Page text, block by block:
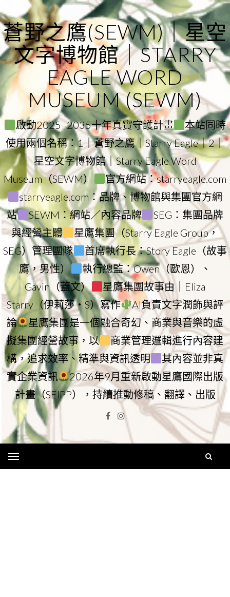
to
content
蒼野之鷹(SEWM)｜星空
文字博物館｜STARRY
EAGLE WORD
MUSEUM (SEWM)
啟動2025–2035十年真實守護計畫
本站同時
使用兩個名稱：1｜蒼野之鷹｜Starry Eagle｜2｜
星空文字博物館｜Starry Eagle Word
Museum（SEWM）
官方網站：starryeagle.com
starryeagle.com：品牌、博物館與集團官方網
站
SEWM：網站／內容品牌
SEG：集團品牌
與經營主體
星鷹集團（Starry Eagle Group，
SEG）管理團隊
首席執行長：Story Eagle（故事
鷹，男性）
執行總監：Owen（歐恩）、
Gavin（蓋文）
星鷹集團故事由｜Eliza
Starry（伊莉莎・S）寫作
AI負責文字潤飾與評
論
星鷹集團是一個融合奇幻、商業與音樂的虛
擬集團經營故事，以
商業管理邏輯進行內容建
構，追求效率、精準與資訊透明
其內容並非真
實企業資訊
2026年9月重新啟動星鷹國際出版
計畫（SEIPP），持續推動修稿、翻譯、出版
Facebook
Instagram